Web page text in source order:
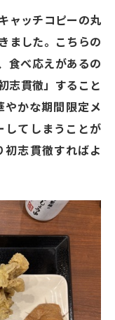
ャッチコピーの丸
ました。こちらの
食べ応えがあるの
志貫徹」すること
やかな期間限定メ
してしまうことが
志貫徹すればよ